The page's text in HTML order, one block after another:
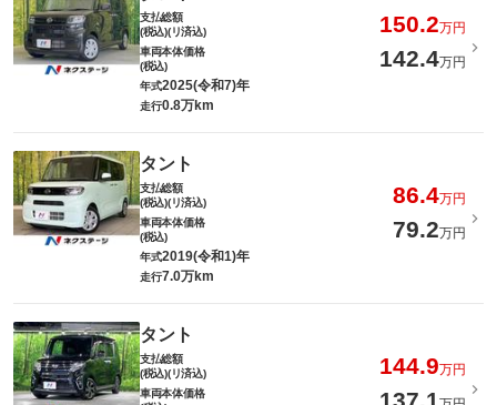
支払総額
(税込)(リ済込)
150.2万円
車両本体価格
(税込)
142.4万円
年式2025(令和7)年
走行0.8万km
タント
支払総額
(税込)(リ済込)
86.4万円
車両本体価格
(税込)
79.2万円
年式2019(令和1)年
走行7.0万km
タント
支払総額
(税込)(リ済込)
144.9万円
車両本体価格